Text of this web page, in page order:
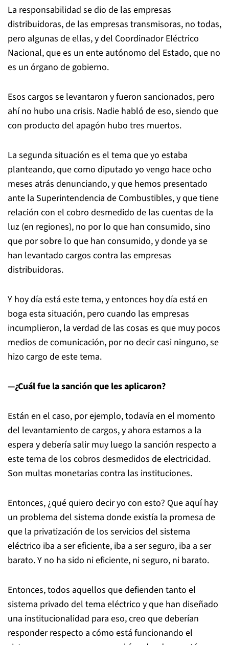
La responsabilidad se dio de las empresas
distribuidoras, de las empresas transmisoras, no todas,
pero algunas de ellas, y del Coordinador Eléctrico
Nacional, que es un ente autónomo del Estado, que no
es un órgano de gobierno.
Esos cargos se levantaron y fueron sancionados, pero
ahí no hubo una crisis. Nadie habló de eso, siendo que
con producto del apagón hubo tres muertos.
La segunda situación es el tema que yo estaba
planteando, que como diputado yo vengo hace ocho
meses atrás denunciando, y que hemos presentado
ante la Superintendencia de Combustibles, y que tiene
relación con el cobro desmedido de las cuentas de la
luz (en regiones), no por lo que han consumido, sino
que por sobre lo que han consumido, y donde ya se
han levantado cargos contra las empresas
distribuidoras.
Y hoy día está este tema, y entonces hoy día está en
boga esta situación, pero cuando las empresas
incumplieron, la verdad de las cosas es que muy pocos
medios de comunicación, por no decir casi ninguno, se
hizo cargo de este tema.
—¿Cuál fue la sanción que les aplicaron?
Están en el caso, por ejemplo, todavía en el momento
del levantamiento de cargos, y ahora estamos a la
espera y debería salir muy luego la sanción respecto a
este tema de los cobros desmedidos de electricidad.
Son multas monetarias contra las instituciones.
Entonces, ¿qué quiero decir yo con esto? Que aquí hay
un problema del sistema donde existía la promesa de
que la privatización de los servicios del sistema
eléctrico iba a ser eficiente, iba a ser seguro, iba a ser
barato. Y no ha sido ni eficiente, ni seguro, ni barato.
Entonces, todos aquellos que defienden tanto el
sistema privado del tema eléctrico y que han diseñado
una institucionalidad para eso, creo que deberían
responder respecto a cómo está funcionando el